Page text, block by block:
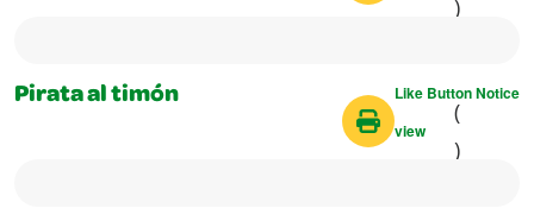
)
Pirata al timón Like Button Notice
(
view
)